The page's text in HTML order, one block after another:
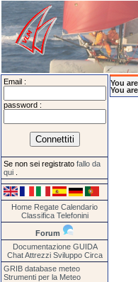
Email :
password :
Se non sei registrato fallo da
qui
Home Regate Calendario
Classifica Telefonini
Forum
Documentazione GUIDA
Chat Attrezzi Sviluppo Circa
GRIB database meteo
Strumenti per la Meteo
You
You